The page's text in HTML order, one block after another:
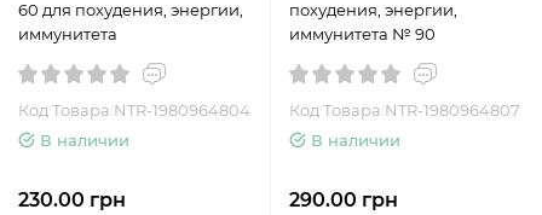
60 для похудения, энергии,
иммунитета
Код Товара:NTR-1980964804
В наличии
230.00 грн
похудения, энергии,
иммунитета № 90
Код Товара:NTR-1980964807
В наличии
290.00 грн